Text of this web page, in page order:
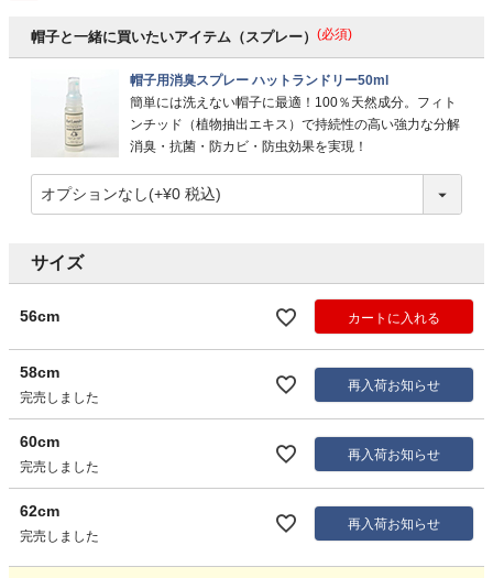
帽子と一緒に買いたいアイテム（スプレー） (必須)
帽子用消臭スプレー ハットランドリー50ml
簡単には洗えない帽子に最適！100％天然成分。フィト
ンチッド（植物抽出エキス）で持続性の高い強力な分解
消臭・抗菌・防カビ・防虫効果を実現！
サイズ
56cm カートに入れる
58cm
完売しました
再入荷お知らせ
60cm
完売しました
再入荷お知らせ
62cm
完売しました
再入荷お知らせ